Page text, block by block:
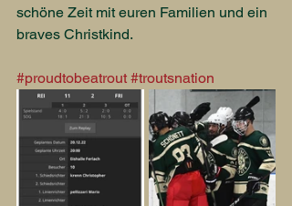
schöne Zeit mit euren Familien und ein
braves Christkind.
#proudtobeatrout #troutsnation